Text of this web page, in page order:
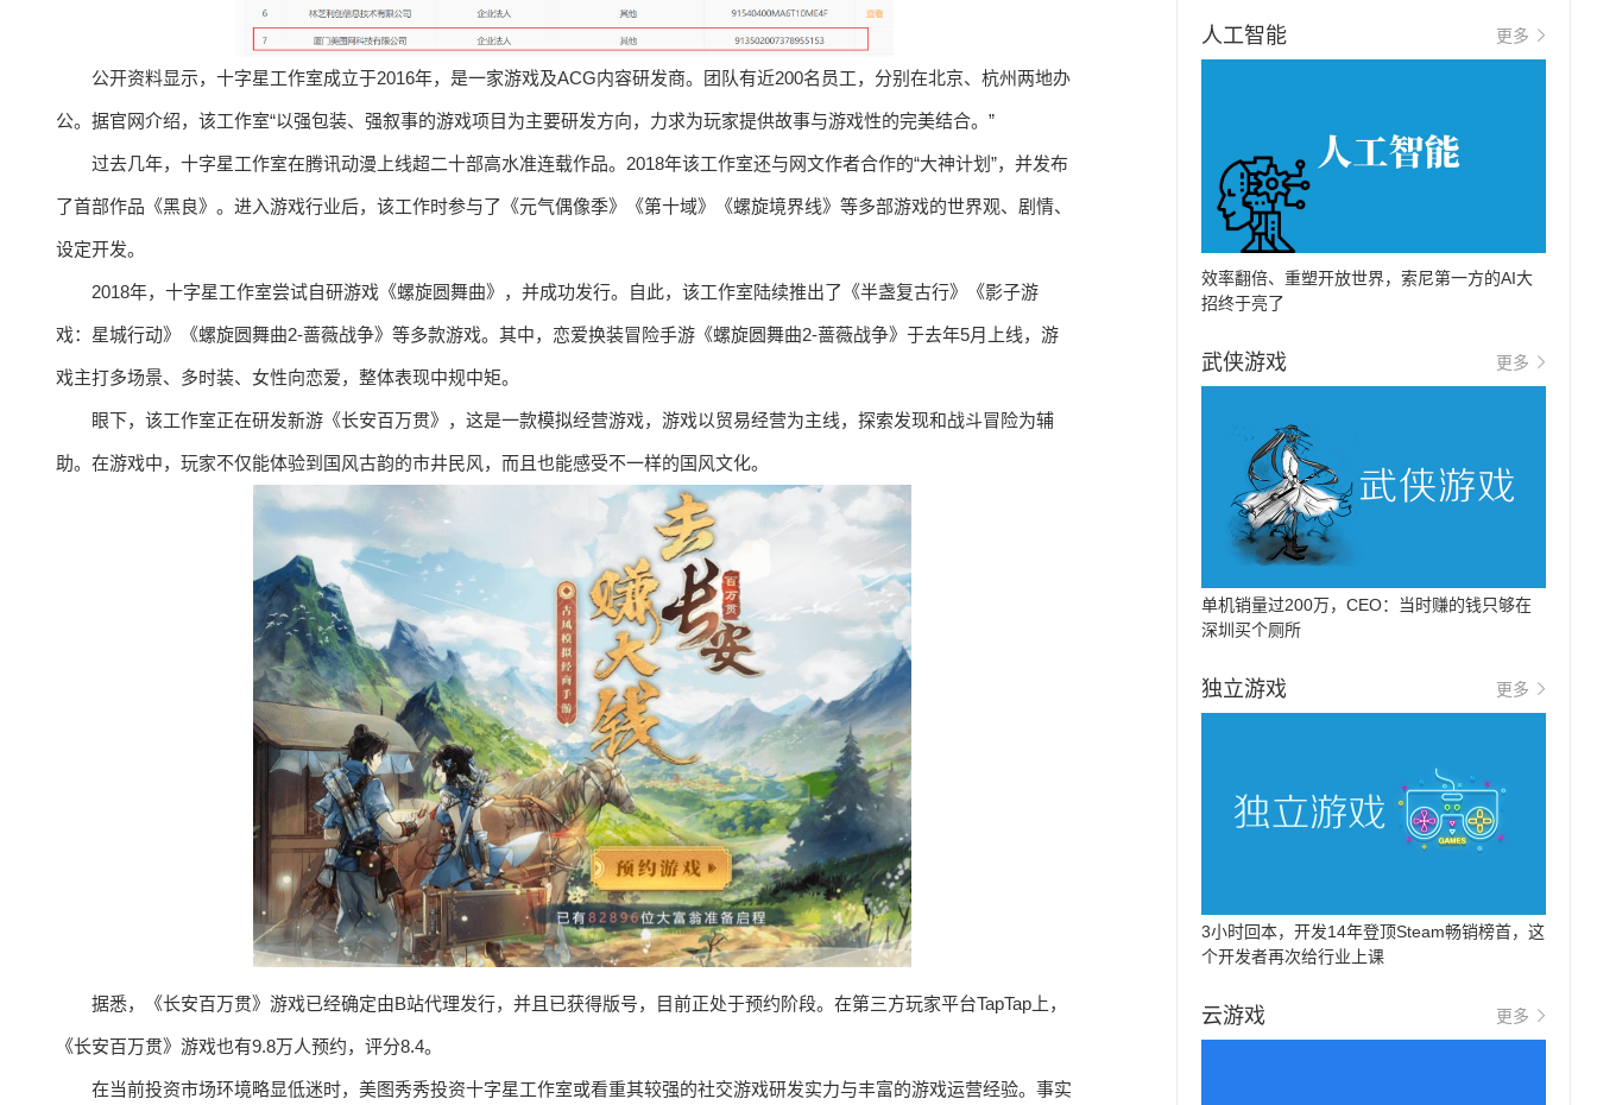
公开资料显示，十字星工作室成立于2016年，是一家游戏及ACG内容研发商。团队有近200名员工，分别在北京、杭州两地办
公。据官网介绍，该工作室“以强包装、强叙事的游戏项目为主要研发方向，力求为玩家提供故事与游戏性的完美结合。”
过去几年，十字星工作室在腾讯动漫上线超二十部高水准连载作品。2018年该工作室还与网文作者合作的“大神计划”，并发布
了首部作品《黑良》。进入游戏行业后，该工作时参与了《元气偶像季》《第十域》《螺旋境界线》等多部游戏的世界观、剧情、
设定开发。
2018年，十字星工作室尝试自研游戏《螺旋圆舞曲》，并成功发行。自此，该工作室陆续推出了《半盏复古行》《影子游
戏：星城行动》《螺旋圆舞曲2-蔷薇战争》等多款游戏。其中，恋爱换装冒险手游《螺旋圆舞曲2-蔷薇战争》于去年5月上线，游
戏主打多场景、多时装、女性向恋爱，整体表现中规中矩。
眼下，该工作室正在研发新游《长安百万贯》，这是一款模拟经营游戏，游戏以贸易经营为主线，探索发现和战斗冒险为辅
助。在游戏中，玩家不仅能体验到国风古韵的市井民风，而且也能感受不一样的国风文化。
据悉，《长安百万贯》游戏已经确定由B站代理发行，并且已获得版号，目前正处于预约阶段。在第三方玩家平台TapTap上，
《长安百万贯》游戏也有9.8万人预约，评分8.4。
在当前投资市场环境略显低迷时，美图秀秀投资十字星工作室或看重其较强的社交游戏研发实力与丰富的游戏运营经验。事实
人工智能 更多
效率翻倍、重塑开放世界，索尼第一方的AI大
招终于亮了
武侠游戏 更多
单机销量过200万，CEO：当时赚的钱只够在
深圳买个厕所
独立游戏 更多
3小时回本，开发14年登顶Steam畅销榜首，这
个开发者再次给行业上课
云游戏 更多